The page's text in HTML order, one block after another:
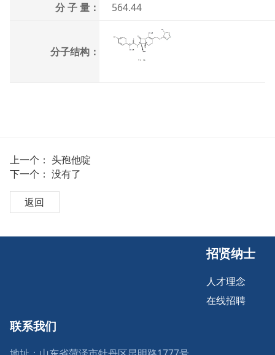
分 子 量：
564.44
分子结构：
上一个： 头孢他啶
下一个： 没有了
返回
招贤纳士
人才理念
在线招聘
联系我们